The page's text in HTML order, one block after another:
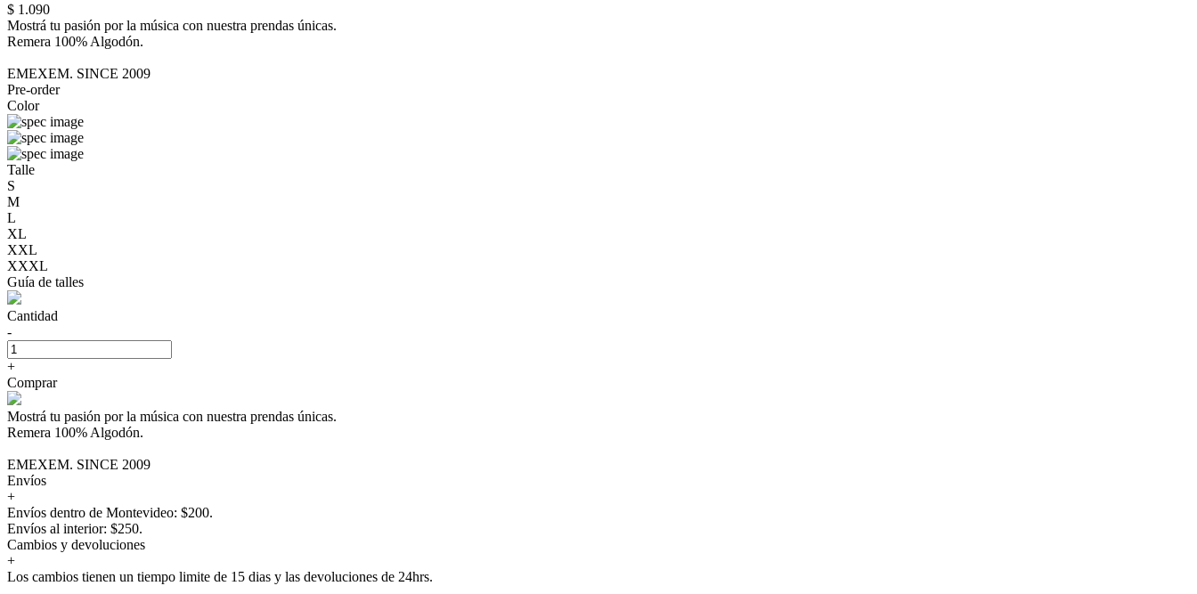
$ 1.090
Mostrá tu pasión por la música con nuestra prendas únicas.
Remera 100% Algodón.
EMEXEM. SINCE 2009
Pre-order
Color
Talle
S
M
L
XL
XXL
XXXL
Guía de talles
Cantidad
-
+
Comprar
Mostrá tu pasión por la música con nuestra prendas únicas.
Remera 100% Algodón.
EMEXEM. SINCE 2009
Envíos
+
Envíos dentro de Montevideo: $200.
Envíos al interior: $250.
Cambios y devoluciones
+
Los cambios tienen un tiempo limite de 15 dias y las devoluciones de 24hrs.